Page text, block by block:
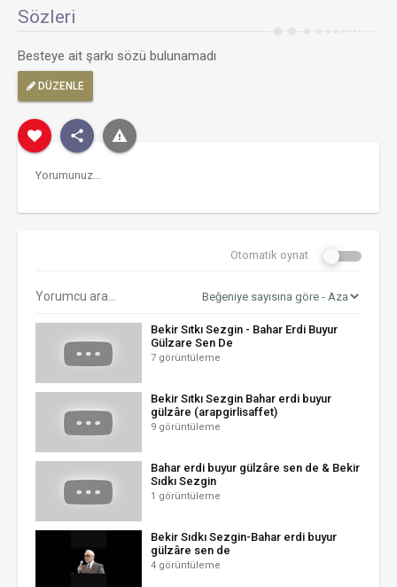
Sözleri
Besteye ait şarkı sözü bulunamadı
DÜZENLE
Otomatik oynat
Bekir Sıtkı Sezgin - Bahar Erdi Buyur
Gülzare Sen De
7 görüntüleme
Bekir Sıtkı Sezgin Bahar erdi buyur
gülzâre (arapgirlisaffet)
9 görüntüleme
Bahar erdi buyur gülzâre sen de & Bekir
Sıdkı Sezgin
1 görüntüleme
Bekir Sıdkı Sezgin-Bahar erdi buyur
gülzâre sen de
4 görüntüleme